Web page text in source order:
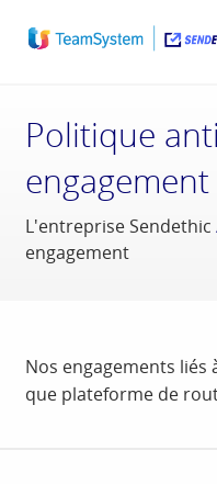
Politique
engagement
L'entreprise Sendethic
engagement
Nos engagements liés
que plateforme de